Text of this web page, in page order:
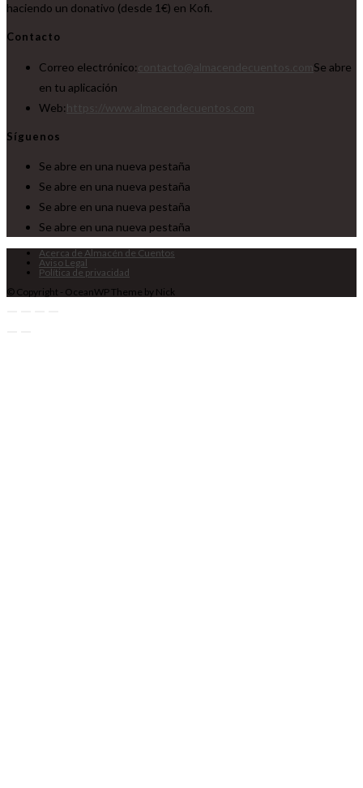
haciendo un donativo (desde 1€) en Kofi.
Contacto
Correo electrónico:
Se abre
en tu aplicación
Web:
Síguenos
Se abre en una nueva pestaña
Se abre en una nueva pestaña
Se abre en una nueva pestaña
Se abre en una nueva pestaña
Acerca de Almacén de Cuentos
Aviso Legal
Política de privacidad
© Copyright - OceanWP Theme by Nick